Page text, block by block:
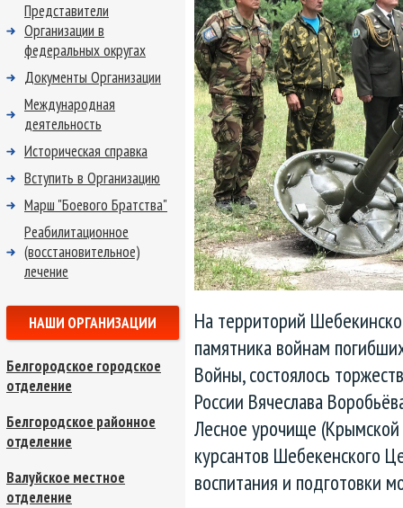
На территорий
памятника войнам
Войны, состоялось
России Вячеслава
Лесное урочище
курсантов Шебекенского
воспитания и подготовки
Представители
Организации в
федеральных округах
Документы Организации
Международная
деятельность
Историческая справка
Вступить в Организацию
Марш "Боевого Братства"
Реабилитационное
(восстановительное)
лечение
НАШИ ОРГАНИЗАЦИИ
Белгородское городское
отделение
Белгородское районное
отделение
Валуйское местное
отделение